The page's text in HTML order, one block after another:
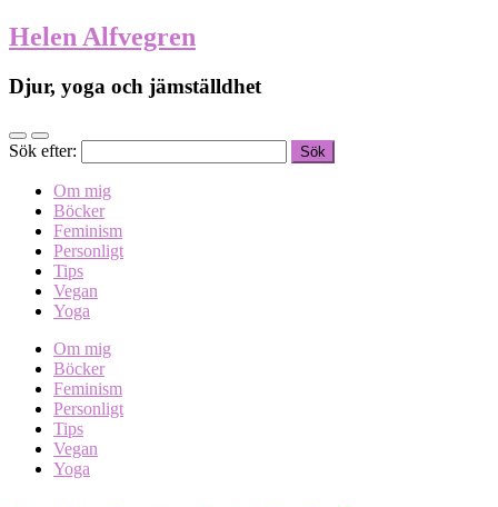
Helen Alfvegren
Djur, yoga och jämställdhet
Sök efter:
Om mig
Böcker
Feminism
Personligt
Tips
Vegan
Yoga
Om mig
Böcker
Feminism
Personligt
Tips
Vegan
Yoga